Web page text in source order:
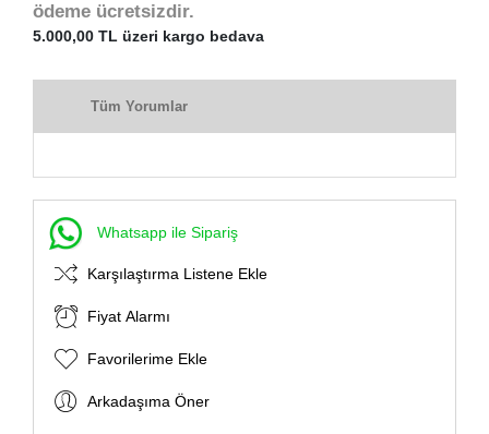
ödeme ücretsizdir.
5.000,00 TL üzeri kargo bedava
Tüm Yorumlar
Whatsapp ile Sipariş
Karşılaştırma Listene Ekle
Fiyat Alarmı
Favorilerime Ekle
Arkadaşıma Öner